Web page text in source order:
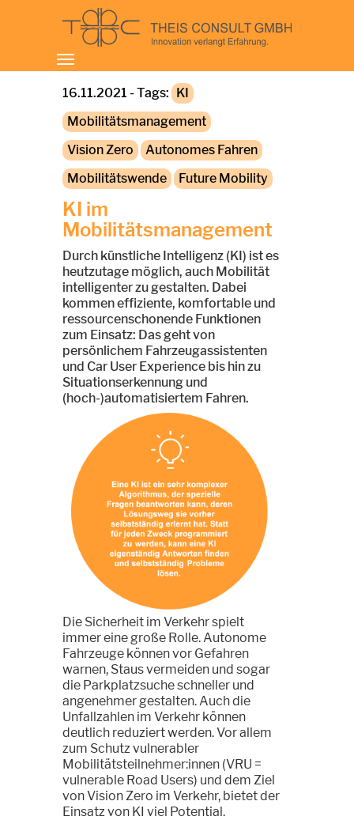
Toggle
navigation
16.11.2021 - Tags: KI
Mobilitätsmanagement
Vision Zero
Autonomes Fahren
Mobilitätswende
Future Mobility
KI im
Mobilitätsmanagement
Durch künstliche Intelligenz (KI) ist es
heutzutage möglich, auch Mobilität
intelligenter zu gestalten. Dabei
kommen effiziente, komfortable und
ressourcenschonende Funktionen
zum Einsatz: Das geht von
persönlichem Fahrzeugassistenten
und Car User Experience bis hin zu
Situationserkennung und
(hoch-)automatisiertem Fahren.
Die Sicherheit im Verkehr spielt
immer eine große Rolle. Autonome
Fahrzeuge können vor Gefahren
warnen, Staus vermeiden und sogar
die Parkplatzsuche schneller und
angenehmer gestalten. Auch die
Unfallzahlen im Verkehr können
deutlich reduziert werden. Vor allem
zum Schutz vulnerabler
Mobilitätsteilnehmer:innen (VRU =
vulnerable Road Users) und dem Ziel
von Vision Zero im Verkehr, bietet der
Einsatz von KI viel Potential.